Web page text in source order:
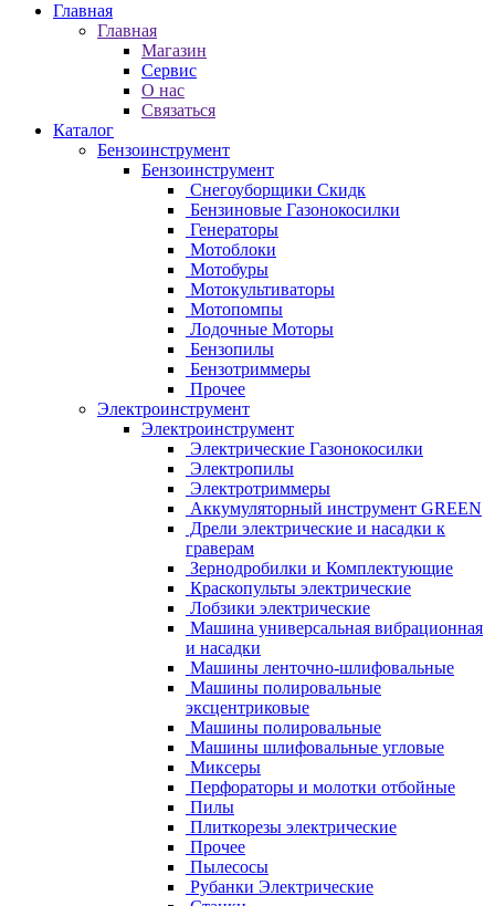
Главная
Главная
Магазин
Сервис
О нас
Связаться
Каталог
Бензоинструмент
Бензоинструмент
Снегоуборщики Скидк
Бензиновые Газонокосилки
Генераторы
Мотоблоки
Мотобуры
Мотокультиваторы
Мотопомпы
Лодочные Моторы
Бензопилы
Бензотриммеры
Прочее
Электроинструмент
Электроинструмент
Электрические Газонокосилки
Электропилы
Электротриммеры
Аккумуляторный инструмент GREEN
Дрели электрические и насадки к
граверам
Зернодробилки и Комплектующие
Краскопульты электрические
Лобзики электрические
Машина универсальная вибрационная
и насадки
Машины ленточно-шлифовальные
Машины полировальные
эксцентриковые
Машины полировальные
Машины шлифовальные угловые
Миксеры
Перфораторы и молотки отбойные
Пилы
Плиткорезы электрические
Прочее
Пылесосы
Рубанки Электрические